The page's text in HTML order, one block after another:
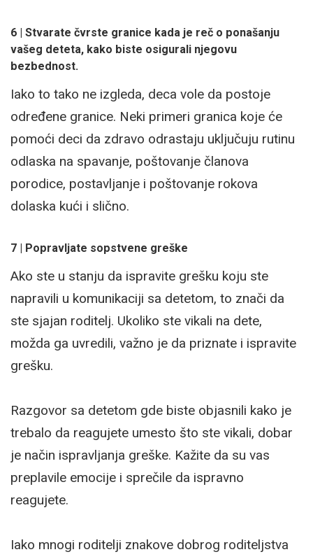
6 | Stvarate čvrste granice kada je reč o ponašanju
vašeg deteta, kako biste osigurali njegovu
bezbednost.
Iako to tako ne izgleda, deca vole da postoje
određene granice. Neki primeri granica koje će
pomoći deci da zdravo odrastaju uključuju rutinu
odlaska na spavanje, poštovanje članova
porodice, postavljanje i poštovanje rokova
dolaska kući i slično.
7 | Popravljate sopstvene greške
Ako ste u stanju da ispravite grešku koju ste
napravili u komunikaciji sa detetom, to znači da
ste sjajan roditelj. Ukoliko ste vikali na dete,
možda ga uvredili, važno je da priznate i ispravite
grešku.
Razgovor sa detetom gde biste objasnili kako je
trebalo da reagujete umesto što ste vikali, dobar
je način ispravljanja greške. Kažite da su vas
preplavile emocije i sprečile da ispravno
reagujete.
Iako mnogi roditelji znakove dobrog roditeljstva